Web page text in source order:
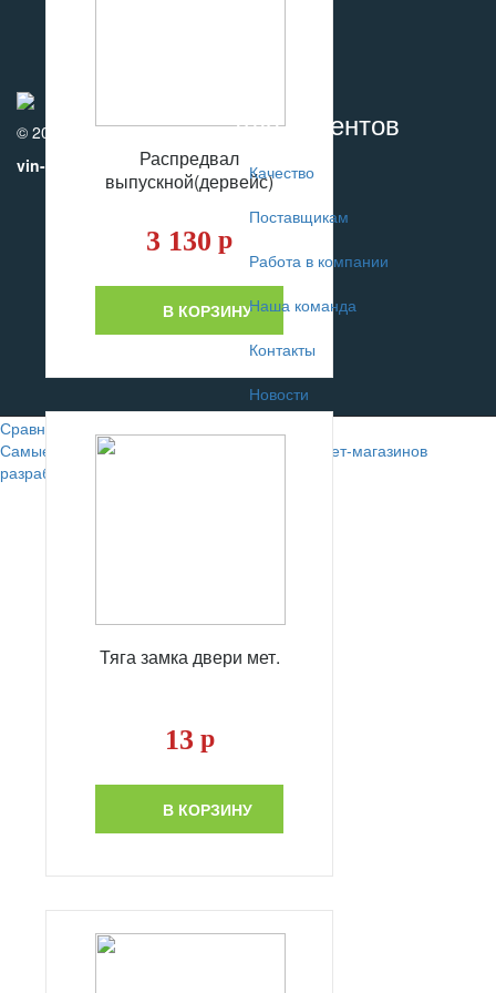
Распредвал
выпускной(дервейс)
3 130 р
В КОРЗИНУ
Тяга замка двери мет.
13 р
В КОРЗИНУ
© 2010-2017
vin-motors.com
Для клиентов
Качество
Поставщикам
Работа в компании
Наша команда
Контакты
Новости
Сравнение
Самые лучшие сайты автомобильных интернет-магазинов
разрабатывают в